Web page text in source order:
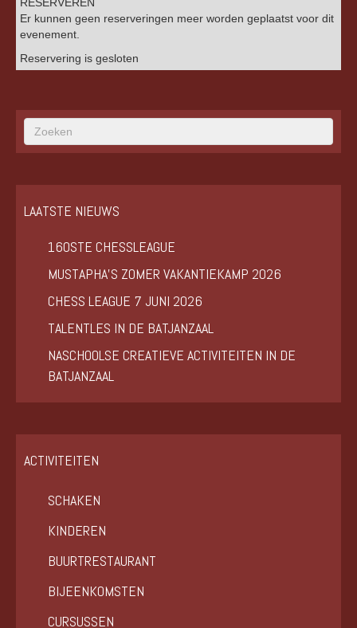
Er kunnen geen reserveringen meer worden geplaatst voor dit
evenement.
Reservering is gesloten
LAATSTE NIEUWS
160STE CHESSLEAGUE
MUSTAPHA’S ZOMER VAKANTIEKAMP 2026
CHESS LEAGUE 7 JUNI 2026
TALENTLES IN DE BATJANZAAL
NASCHOOLSE CREATIEVE ACTIVITEITEN IN DE
BATJANZAAL
ACTIVITEITEN
SCHAKEN
KINDEREN
BUURTRESTAURANT
BIJEENKOMSTEN
CURSUSSEN